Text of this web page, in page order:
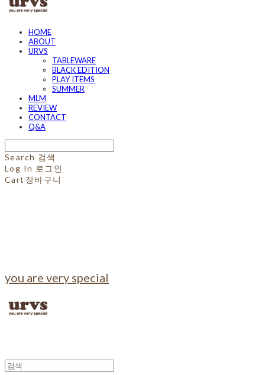
HOME
ABOUT
URVS
TABLEWARE
BLACK EDITION
PLAY ITEMS
SUMMER
MLM
REVIEW
CONTACT
Q&A
Search 검색
Log In 로그인
Cart 장바구니
you are very special